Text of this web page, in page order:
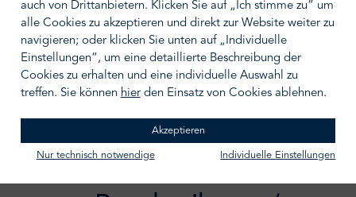
IN DEN WARENKORB
Zum Merkzettel hinzufügen
auch von Drittanbietern. Klicken Sie auf „Ich stimme zu“ um
alle Cookies zu akzeptieren und direkt zur Website weiter zu
navigieren; oder klicken Sie unten auf „Individuelle
Einstellungen“, um eine detaillierte Beschreibung der
Cookies zu erhalten und eine individuelle Auswahl zu
treffen. Sie können hierden Einsatz von Cookies ablehnen.
Akzeptieren
Nur technisch notwendige Individuelle Einstellungen